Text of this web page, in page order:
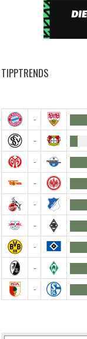
TIPPTRENDS
-
-
-
-
-
-
-
-
-